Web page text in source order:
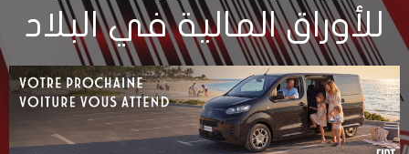
للأوراق المالية في البلاد